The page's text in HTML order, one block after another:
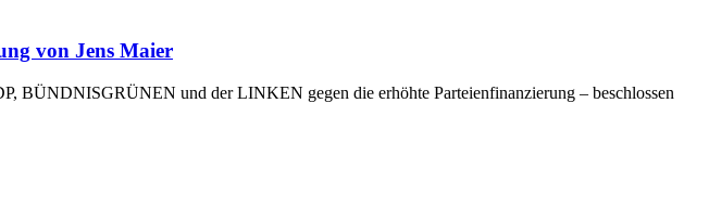
von Jens Maier
BÜNDNISGRÜNEN und der LINKEN gegen die erhöhte Parteienfinanzierung – beschlossen